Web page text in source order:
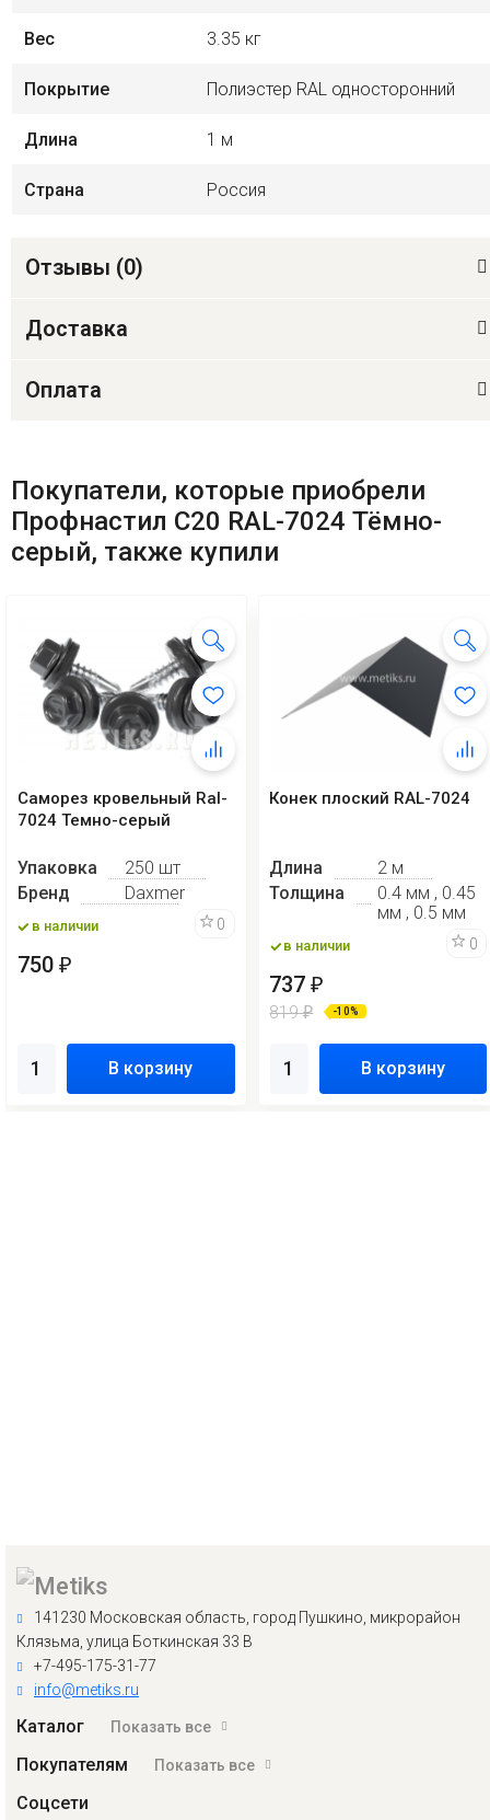
Вес 3.35 кг
Покрытие Полиэстер RAL односторонний
Длина 1 м
Страна Россия
Отзывы (0)
Доставка
Оплата
Покупатели, которые приобрели
Профнастил C20 RAL-7024 Тёмно-
серый, также купили
Саморез кровельный Ral-
7024 Темно-серый
Упаковка
250 шт
Бренд
Daxmer
в наличии 0
750 ₽
В корзину
Конек плоский RAL-7024
Длина
2 м
Толщина
0.4 мм , 0.45
мм , 0.5 мм
в наличии 0
737₽
819₽ -10%
В корзину
141230 Московская область, город Пушкино, микрорайон
Клязьма, улица Боткинская 33 В
+7-495-175-31-77
info@metiks.ru
Каталог Показать все
Покупателям Показать все
Соцсети